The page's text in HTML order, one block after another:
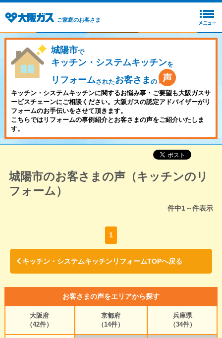
ご家庭のお客さま
城陽市で
キッチン・システムキッチンを
リフォームされたお客さま の
キッチン・システムキッチンに関するお悩み事・ご要望も大阪ガスサ
ービスチェーンにご相談ください。大阪ガスの認定アドバイザーがリ
フォームのお手伝いをさせて頂きます。
こちらではリフォームの事例紹介とお客さまの声をご紹介いたしま
す。
城陽市のお客さまの声（キッチンのリ
フォーム）
件中1～件表示
1
キッチン・システムキッチンリフォームTOPへ戻る
お客さまの声をエリアから探す
大阪府
（42件）
京都府
（14件）
兵庫県
（34件）